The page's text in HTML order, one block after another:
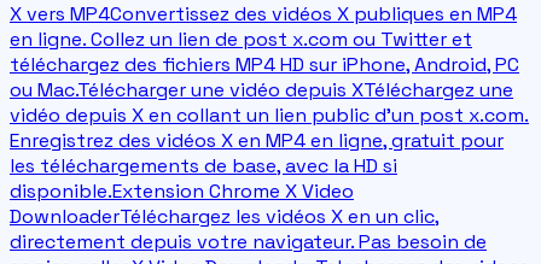
X vers MP4Convertissez des vidéos X publiques en MP4
en ligne. Collez un lien de post x.com ou Twitter et
téléchargez des fichiers MP4 HD sur iPhone, Android, PC
ou Mac.Télécharger une vidéo depuis XTéléchargez une
vidéo depuis X en collant un lien public d'un post x.com.
Enregistrez des vidéos X en MP4 en ligne, gratuit pour
les téléchargements de base, avec la HD si
disponible.Extension Chrome X Video
DownloaderTéléchargez les vidéos X en un clic,
directement depuis votre navigateur. Pas besoin de